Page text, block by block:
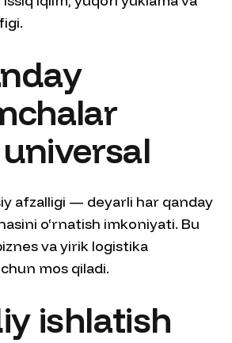
afzalligi — deyarli har qanday
o‘rnatish imkoniyati. Bu
va yirik logistika
mos qiladi.
ishlatish